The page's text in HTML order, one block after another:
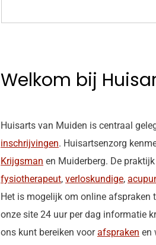
Welkom bij
Huisarts van Muiden is centraal
inschrijvingen. Huisartsenzorg
Krijgsman en Muiderberg. De
fysiotherapeut, verloskundige,
Het is mogelijk om online afspraken
onze site 24 uur per dag informatie
ons kunt bereiken voorafspraken en